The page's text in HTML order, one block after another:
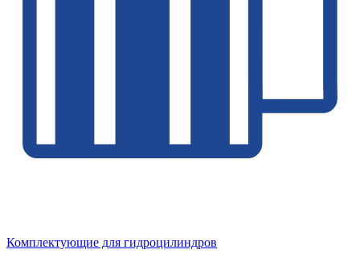
Комплектующие для гидроцилиндров